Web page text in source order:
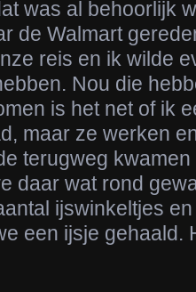
was al behoorlijk
de Walmart
reis en ik wilde
Nou die
is het net of ik
maar ze werken
terugweg
daar wat rond
ijswinkeltjes
een ijsje gehaald.